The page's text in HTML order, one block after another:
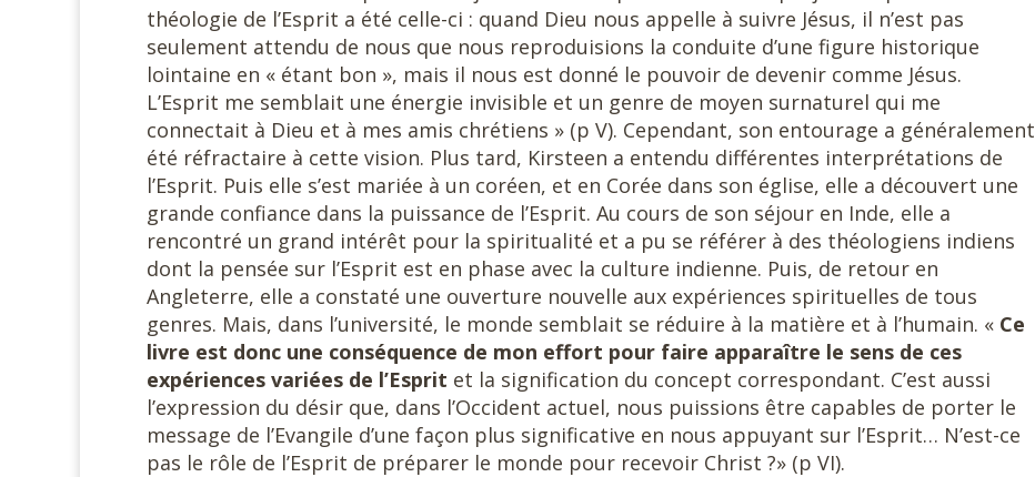
théologie de l’Esprit a été celle-ci : quand Dieu nous appelle à suivre Jésus, il n’est pas
seulement attendu de nous que nous reproduisions la conduite d’une figure historique
lointaine en « étant bon », mais il nous est donné le pouvoir de devenir comme Jésus.
L’Esprit me semblait une énergie invisible et un genre de moyen surnaturel qui me
connectait à Dieu et à mes amis chrétiens » (p V). Cependant, son entourage a généralement
été réfractaire à cette vision. Plus tard, Kirsteen a entendu différentes interprétations de
l’Esprit. Puis elle s’est mariée à un coréen, et en Corée dans son église, elle a découvert une
grande confiance dans la puissance de l’Esprit. Au cours de son séjour en Inde, elle a
rencontré un grand intérêt pour la spiritualité et a pu se référer à des théologiens indiens
dont la pensée sur l’Esprit est en phase avec la culture indienne. Puis, de retour en
Angleterre, elle a constaté une ouverture nouvelle aux expériences spirituelles de tous
genres. Mais, dans l’université, le monde semblait se réduire à la matière et à l’humain. « Ce
livre est donc une conséquence de mon effort pour faire apparaître le sens de ces
expériences variées de l’Esprit et la signification du concept correspondant. C’est aussi
l’expression du désir que, dans l’Occident actuel, nous puissions être capables de porter le
message de l’Evangile d’une façon plus significative en nous appuyant sur l’Esprit… N’est-ce
pas le rôle de l’Esprit de préparer le monde pour recevoir Christ ?» (p VI).